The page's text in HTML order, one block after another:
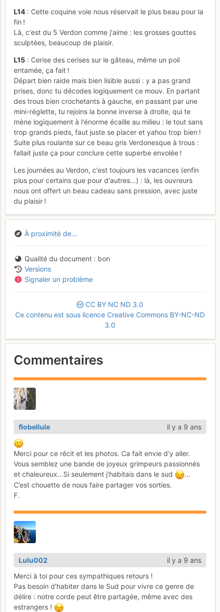
L14 : Cette coquine voie nous réservait le plus beau pour la
fin !
Là, c'est du 5 Verdon comme j'aime : les grosses gouttes
sculptées, beaucoup de plaisir.
L15 : Cerise des cerises sur le gâteau, même un poil
entamée, ça fait !
Départ bien raide mais bien lisible aussi : y a pas grand
prises, donc tu décodes logiquement ce mouv. En partant
des trous bien crochetants à gauche, en passant par une
mini-réglette, tu rejoins la bonne inverse à droite, qui te
mène logiquement à l'énorme écaille au milieu : le tout sans
trop grands pieds, faut juste se placer et yahou trop bien !
Suite plus roulante sur ce beau gris Verdonesque à trous :
fallait juste ça pour conclure cette superbe envolée !
Les journées au Verdon, c'est toujours les vacances (enfin
plus pour certains que pour d'autres...) : là, les ouvreurs
nous ont offert un beau cadeau sans pression, avec juste
du plaisir !
À proximité de...
Qualité du document
bon
Versions
Signaler un problème
CC BY NC ND 3.0
Ce contenu est sous licence Creative Commons BY-NC-ND
3.0
Commentaires
flobellule il y a 9 ans
Merci pour ce récit et les photos. Ca fait envie d’y aller.
Vous semblez une bande de joyeux grimpeurs passionnés
et chaleureux…Si seulement j’habitais dans le sud
…
C’est chouette de nous faire partager vos sorties.
F.
Lulu002
il y a 9 ans
Merci à toi pour ces sympathiques retours !
Pas besoin d’habiter dans le Sud pour vivre ce genre de
délire : notre corde peut être partagée, même avec des
estrangers !